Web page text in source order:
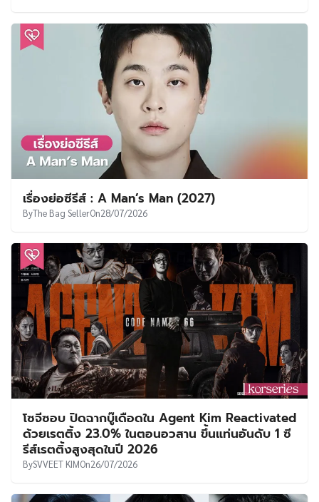
เรื่องย่อซีรีส์ : A Man’s Man (2027)
ByThe Bag SellerOn28/07/2026
โซจีซอบ ปิดฉากบู๊เดือดใน Agent Kim Reactivated
ด้วยเรตติ้ง 23.0% ในตอนอวสาน ขึ้นแท่นอันดับ 1 ซี
รีส์เรตติ้งสูงสุดในปี 2026
BySVVEET KIMOn26/07/2026